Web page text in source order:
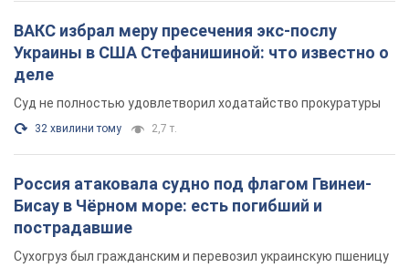
ВАКС избрал меру пресечения экс-послу
Украины в США Стефанишиной: что известно о
деле
Суд не полностью удовлетворил ходатайство прокуратуры
32 хвилини тому 2,7 т.
Россия атаковала судно под флагом Гвинеи-
Бисау в Чёрном море: есть погибший и
пострадавшие
Сухогруз был гражданским и перевозил украинскую пшеницу